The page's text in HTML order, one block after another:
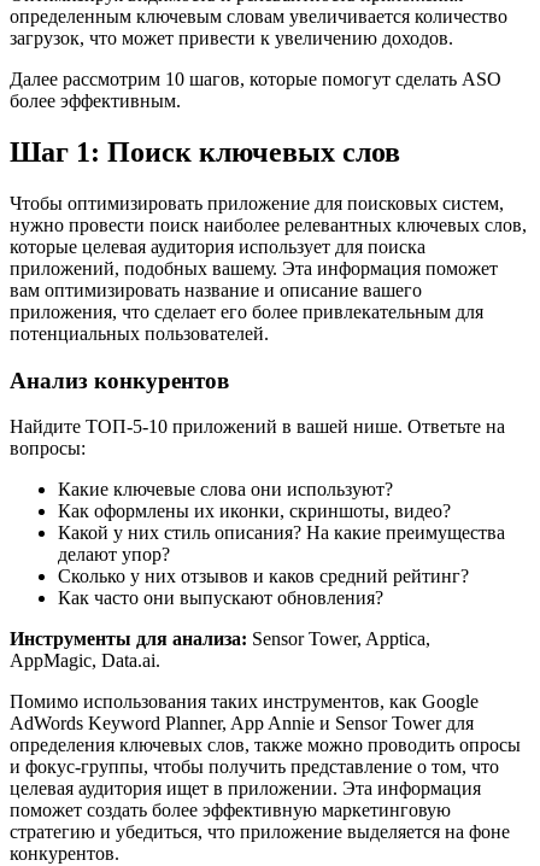
определенным ключевым словам увеличивается количество
загрузок, что может привести к увеличению доходов.
Далее рассмотрим 10 шагов, которые помогут сделать ASO
более эффективным.
Шаг 1: Поиск ключевых слов
Чтобы оптимизировать приложение для поисковых систем,
нужно провести поиск наиболее релевантных ключевых слов,
которые целевая аудитория использует для поиска
приложений, подобных вашему. Эта информация поможет
вам оптимизировать название и описание вашего
приложения, что сделает его более привлекательным для
потенциальных пользователей.
Анализ конкурентов
Найдите ТОП-5-10 приложений в вашей нише. Ответьте на
вопросы:
Какие ключевые слова они используют?
Как оформлены их иконки, скриншоты, видео?
Какой у них стиль описания? На какие преимущества
делают упор?
Сколько у них отзывов и каков средний рейтинг?
Как часто они выпускают обновления?
Инструменты для анализа: Sensor Tower, Apptica,
AppMagic, Data.ai.
Помимо использования таких инструментов, как Google
AdWords Keyword Planner, App Annie и Sensor Tower для
определения ключевых слов, также можно проводить опросы
и фокус-группы, чтобы получить представление о том, что
целевая аудитория ищет в приложении. Эта информация
поможет создать более эффективную маркетинговую
стратегию и убедиться, что приложение выделяется на фоне
конкурентов.